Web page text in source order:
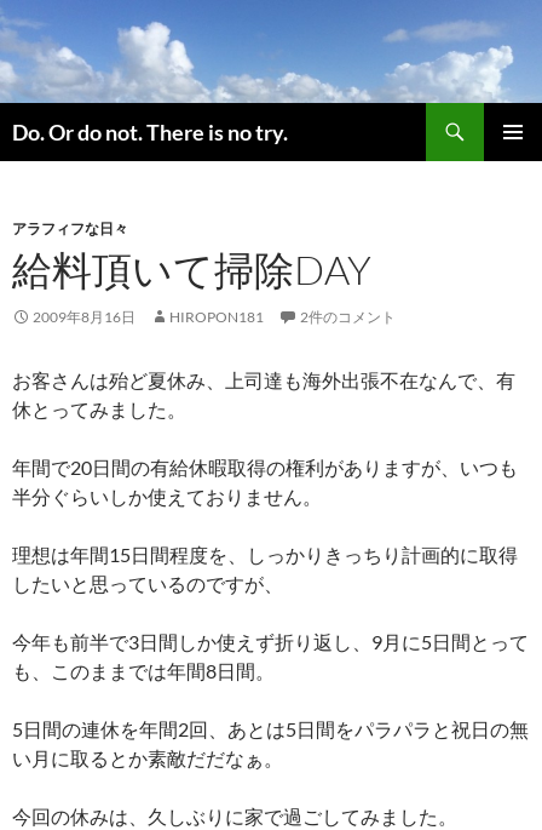
コ
ン
テ
ン
ツ
へ
プ
Do. Or do not. There is no try.
索
アラフィフな日々
給料頂いて掃除DAY
2009年8月16日 HIROPON181 2件のコメント
お客さんは殆ど夏休み、上司達も海外出張不在なんで、有
休とってみました。
年間で20日間の有給休暇取得の権利がありますが、いつも
半分ぐらいしか使えておりません。
理想は年間15日間程度を、しっかりきっちり計画的に取得
したいと思っているのですが、
今年も前半で3日間しか使えず折り返し、9月に5日間とって
も、このままでは年間8日間。
5日間の連休を年間2回、あとは5日間をパラパラと祝日の無
い月に取るとか素敵だだなぁ。
今回の休みは、久しぶりに家で過ごしてみました。